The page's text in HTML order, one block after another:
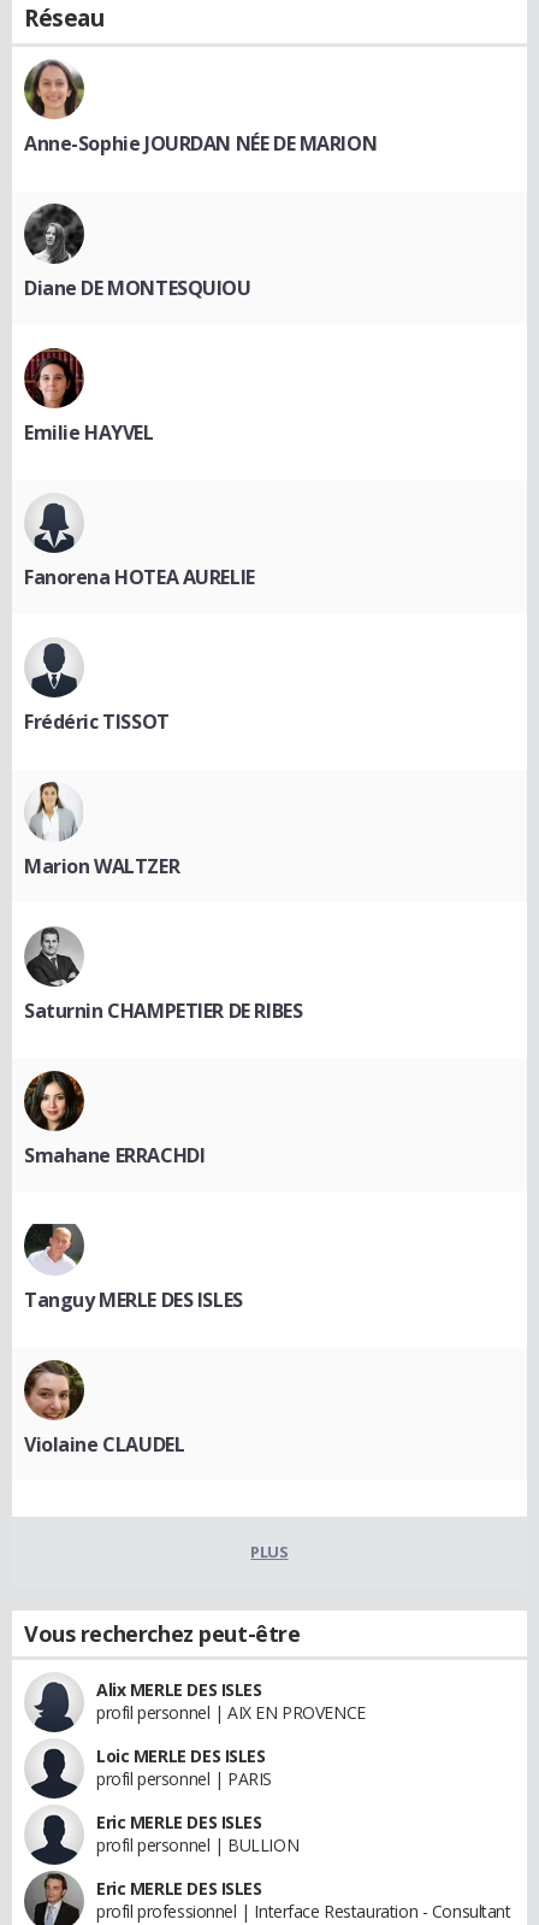
Réseau
Anne-Sophie JOURDAN NÉE DE MARION
Diane DE MONTESQUIOU
Emilie HAYVEL
Fanorena HOTEA AURELIE
Frédéric TISSOT
Marion WALTZER
Saturnin CHAMPETIER DE RIBES
Smahane ERRACHDI
Tanguy MERLE DES ISLES
Violaine CLAUDEL
PLUS
Vous recherchez peut-être
Alix MERLE DES ISLES
profil personnel | AIX EN PROVENCE
Loic MERLE DES ISLES
profil personnel | PARIS
Eric MERLE DES ISLES
profil personnel | BULLION
Eric MERLE DES ISLES
profil professionnel | Interface Restauration - Consultant